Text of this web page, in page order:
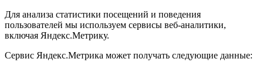
Для анализа статистики посещений и поведения
пользователей мы используем сервисы веб-аналитики,
включая Яндекс.Метрику.
Сервис Яндекс.Метрика может получать следующие данные: